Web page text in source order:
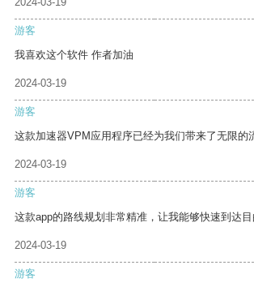
游客
我喜欢这个软件 作者加油
2024-03-19
游客
这款加速器VPM应用程序已经为我们带来了无限的
2024-03-19
游客
这款app的路线规划非常精准，让我能够快速到达目
2024-03-19
游客